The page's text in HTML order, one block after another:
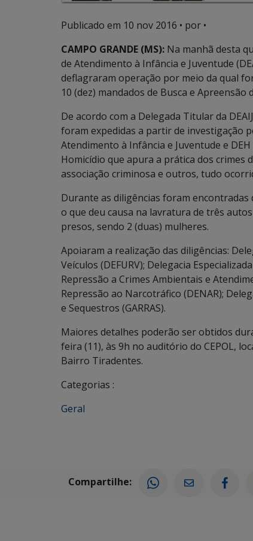
Publicado em 10 nov 2016 • por •
CAMPO GRANDE (MS): Na manhã desta
de Atendimento à Infância e Juventude
deflagraram operação por meio da qual
10 (dez) mandados de Busca e Apreensão
De acordo com a Delegada Titular da
foram expedidas a partir de investigação
Atendimento à Infância e Juventude e
Homicídio que apura a prática dos crimes
associação criminosa e outros, tudo
Durante as diligências foram encontradas
o que deu causa na lavratura de três
presos, sendo 2 (duas) mulheres.
Apoiaram a realização das diligências:
Veículos (DEFURV); Delegacia
Repressão a Crimes Ambientais e
Repressão ao Narcotráfico (DENAR);
e Sequestros (GARRAS).
Maiores detalhes poderão ser obtidos
feira (11), às 9h no auditório do CEPOL,
Bairro Tiradentes.
Categorias :
Geral
Compartilhe: